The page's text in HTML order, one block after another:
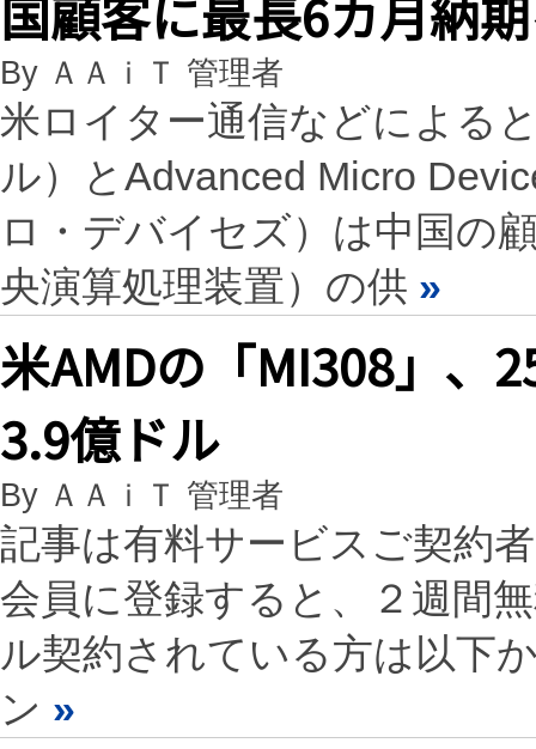
国顧客に最長6カ月納
By ＡＡｉＴ 管理者
米ロイター通信などによる
ル）とAdvanced Micro
ロ・デバイセズ）は中国の
央演算処理装置）の供 »
米AMDの「MI308」、
3.9億ドル
By ＡＡｉＴ 管理者
記事は有料サービスご契約
会員に登録すると、２週間
ル契約されている方は以下
ン »